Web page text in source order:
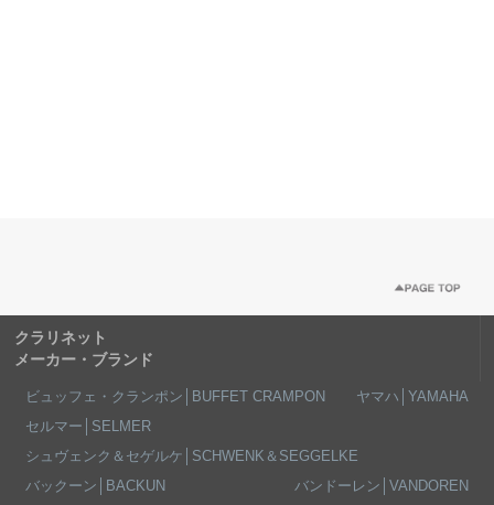
クラリネット
メーカー・ブランド
ビュッフェ・クランポン│BUFFET CRAMPON
ヤマハ│YAMAHA
セルマー│SELMER
シュヴェンク＆セゲルケ│SCHWENK＆SEGGELKE
バックーン│BACKUN
バンドーレン│VANDOREN